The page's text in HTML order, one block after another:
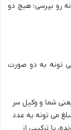
رو بپرسی؛ هیچ دو
تونه به دو صورت
شما و وکیل سر
می تونه یه عدد